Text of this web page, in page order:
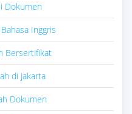
Dokumen
Inggris
Bersertifikat
di Jakarta
Dokumen